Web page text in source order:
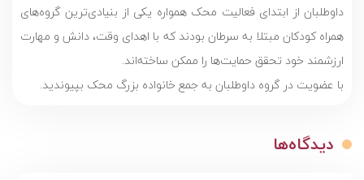
داوطلبان از ابتدای فعالیت محک همواره یکی از بنیادی‌ترین گروه‌های
همراه کودکان مبتلا به سرطان بودند که با اهدای وقت، دانش و مهارت
ارزشمند خود تحقق حمایت‌ها را ممکن ساخته‌اند.
با عضویت در گروه داوطلبان به جمع خانواده بزرگ محک بپیوندید.
دیدگاه‌ها